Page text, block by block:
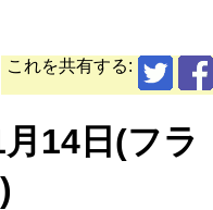
これを共有する:
14日(フラ